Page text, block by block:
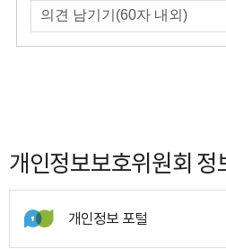
개인정보보호위원회 정
개인정보 포털